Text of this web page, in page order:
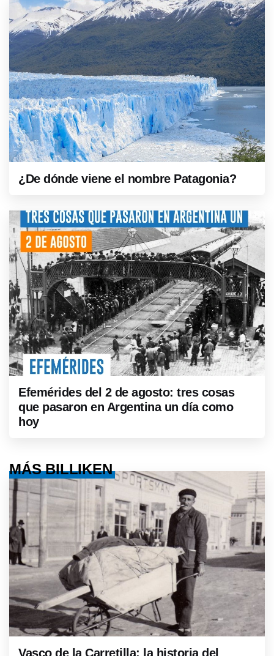
¿De dónde viene el nombre Patagonia?
Efemérides del 2 de agosto: tres cosas
que pasaron en Argentina un día como
hoy
MÁS BILLIKEN
Vasco de la Carretilla: la historia del